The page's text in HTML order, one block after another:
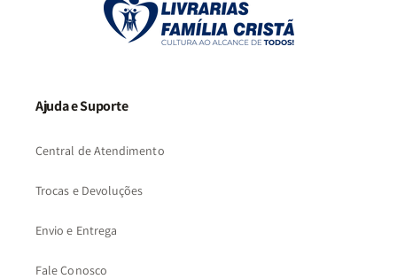
Ajuda e Suporte
Central de Atendimento
Trocas e Devoluções
Envio e Entrega
Fale Conosco